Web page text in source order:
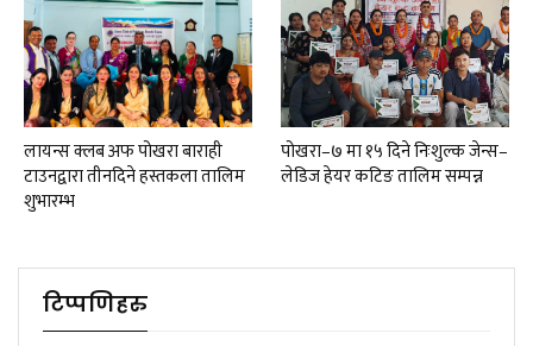
लायन्स क्लब अफ पोखरा बाराही
टाउनद्वारा तीनदिने हस्तकला तालिम
शुभारम्भ
पोखरा–७ मा १५ दिने निःशुल्क जेन्स–
लेडिज हेयर कटिङ तालिम सम्पन्न
टिप्पणिहरु